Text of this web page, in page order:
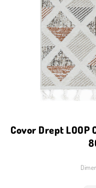
Covor Drept LOOP